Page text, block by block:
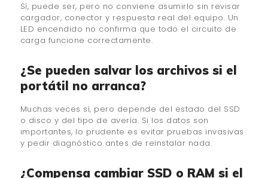
Sí, puede ser, pero no conviene asumirlo sin revisar
cargador, conector y respuesta real del equipo. Un
LED encendido no confirma que todo el circuito de
carga funcione correctamente.
¿Se pueden salvar los archivos si el
portátil no arranca?
Muchas veces sí, pero depende del estado del SSD
o disco y del tipo de avería. Si los datos son
importantes, lo prudente es evitar pruebas invasivas
y pedir diagnóstico antes de reinstalar nada.
¿Compensa cambiar SSD o RAM si el